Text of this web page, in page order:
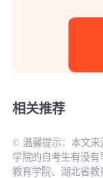
相关推荐
© 温馨提示：本文来
学院的自考生有没
教育学院、湖北省教